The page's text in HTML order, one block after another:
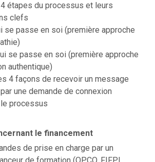
étapes du processus et leurs
clefs
se passe en soi (première approche
se passe en soi (première approche
authentique)
4 façons de recevoir un message
une demande de connexion
processus
le financement
de prise en charge par un